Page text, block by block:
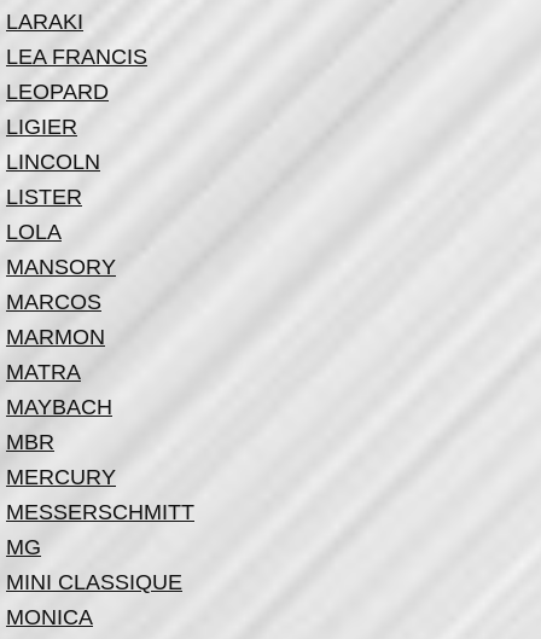
LARAKI
LEA FRANCIS
LEOPARD
LIGIER
LINCOLN
LISTER
LOLA
MANSORY
MARCOS
MARMON
MATRA
MAYBACH
MBR
MERCURY
MESSERSCHMITT
MG
MINI CLASSIQUE
MONICA